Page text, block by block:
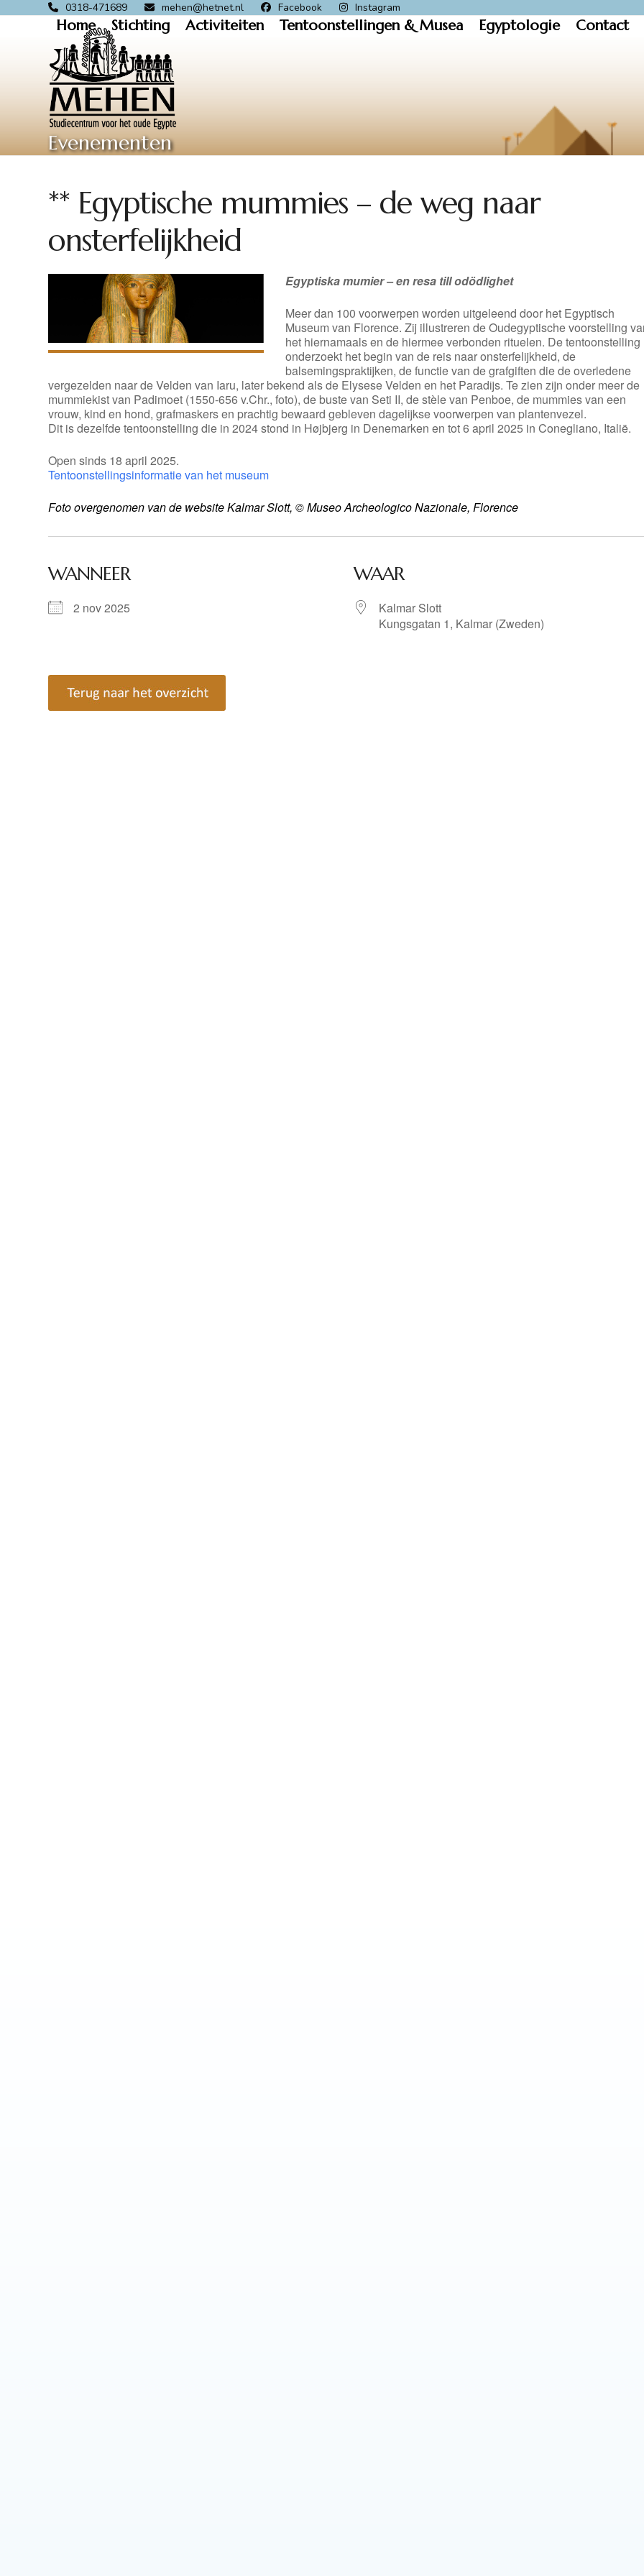
0318-471689 mehen@hetnet.nl Facebook Instagram
Home Stichting Activiteiten Tentoonstellingen & Musea Egyptologie Contact
Evenementen
** Egyptische mummies – de weg naar
onsterfelijkheid
Egyptiska mumier – en resa till odödlighet
Meer dan 100 voorwerpen worden uitgeleend door het Egyptisch
Museum van Florence. Zij illustreren de Oudegyptische voorstelling
het hiernamaals en de hiermee verbonden rituelen. De tentoonstelling
onderzoekt het begin van de reis naar onsterfelijkheid, de
balsemingspraktijken, de functie van de grafgiften die de overledene
vergezelden naar de Velden van Iaru, later bekend als de Elysese Velden en het Paradijs. Te zien zijn onder meer de
mummiekist van Padimoet (1550-656 v.Chr., foto), de buste van Seti II, de stèle van Penboe, de mummies van een
vrouw, kind en hond, grafmaskers en prachtig bewaard gebleven dagelijkse voorwerpen van plantenvezel.
Dit is dezelfde tentoonstelling die in 2024 stond in Højbjerg in Denemarken en tot 6 april 2025 in Conegliano, Italië.
Open sinds 18 april 2025.
Tentoonstellingsinformatie van het museum
Foto overgenomen van de website Kalmar Slott, © Museo Archeologico Nazionale, Florence
WANNEER
2 nov 2025
WAAR
Kalmar Slott
Kungsgatan 1, Kalmar (Zweden)